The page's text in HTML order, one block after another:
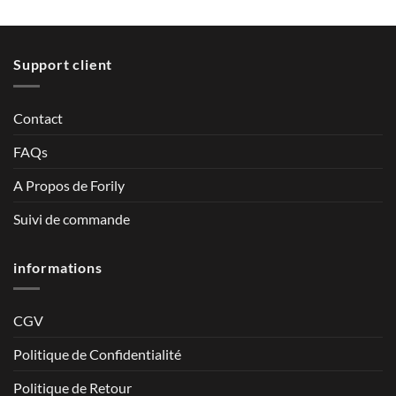
Support client
Contact
FAQs
A Propos de Forily
Suivi de commande
informations
CGV
Politique de Confidentialité
Politique de Retour